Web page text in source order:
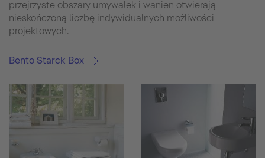
przejrzyste obszary umywalek i wanien otwierają
nieskończoną liczbę indywidualnych możliwości
projektowych.
Bento Starck Box